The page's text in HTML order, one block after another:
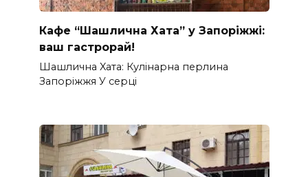
Кафе “Шашлична Хата” у Запоріжжі:
ваш гастрорай!
Шашлична Xата: Кулінарна перлина
Запоріжжя У серці